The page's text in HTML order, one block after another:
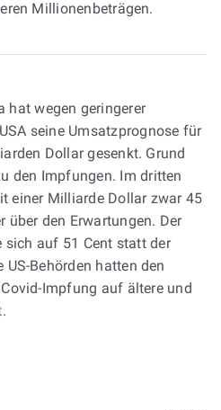
Millionenbeträgen.
hat wegen geringerer
seine Umsatzprognose für
Dollar gesenkt. Grund
den Impfungen. Im dritten
einer Milliarde Dollar zwar 45
über den Erwartungen. Der
sich auf 51 Cent statt der
Behörden hatten den
Impfung auf ältere und